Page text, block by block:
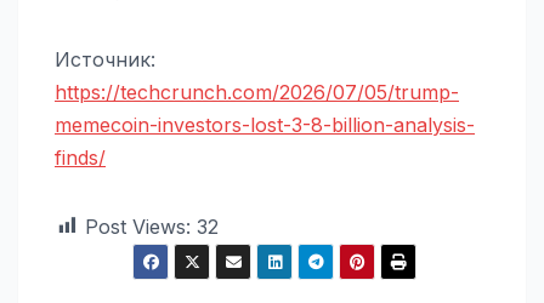
Источник:
https://techcrunch.com/2026/07/05/trump-
memecoin-investors-lost-3-8-billion-analysis-
finds/
Post Views: 32